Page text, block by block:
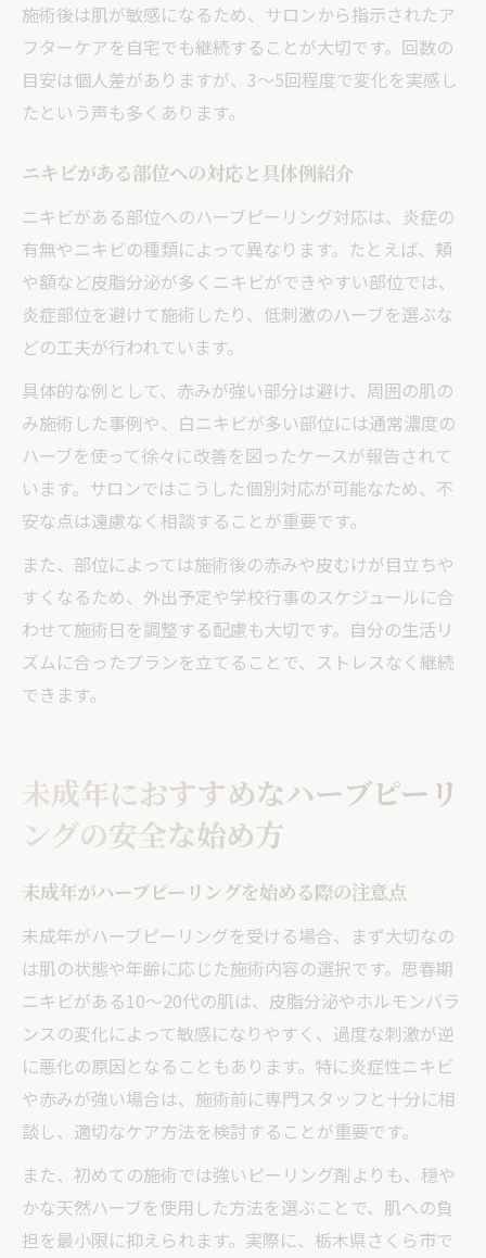
施術後は肌が敏感になるため、サロンから指示されたア
フターケアを自宅でも継続することが大切です。回数の
目安は個人差がありますが、3〜5回程度で変化を実感し
たという声も多くあります。
ニキビがある部位への対応と具体例紹介
ニキビがある部位へのハーブピーリング対応は、炎症の
有無やニキビの種類によって異なります。たとえば、頬
や額など皮脂分泌が多くニキビができやすい部位では、
炎症部位を避けて施術したり、低刺激のハーブを選ぶな
どの工夫が行われています。
具体的な例として、赤みが強い部分は避け、周囲の肌の
み施術した事例や、白ニキビが多い部位には通常濃度の
ハーブを使って徐々に改善を図ったケースが報告されて
います。サロンではこうした個別対応が可能なため、不
安な点は遠慮なく相談することが重要です。
また、部位によっては施術後の赤みや皮むけが目立ちや
すくなるため、外出予定や学校行事のスケジュールに合
わせて施術日を調整する配慮も大切です。自分の生活リ
ズムに合ったプランを立てることで、ストレスなく継続
できます。
未成年におすすめなハーブピーリ
ングの安全な始め方
未成年がハーブピーリングを始める際の注意点
未成年がハーブピーリングを受ける場合、まず大切なの
は肌の状態や年齢に応じた施術内容の選択です。思春期
ニキビがある10〜20代の肌は、皮脂分泌やホルモンバラ
ンスの変化によって敏感になりやすく、過度な刺激が逆
に悪化の原因となることもあります。特に炎症性ニキビ
や赤みが強い場合は、施術前に専門スタッフと十分に相
談し、適切なケア方法を検討することが重要です。
また、初めての施術では強いピーリング剤よりも、穏や
かな天然ハーブを使用した方法を選ぶことで、肌への負
担を最小限に抑えられます。実際に、栃木県さくら市で